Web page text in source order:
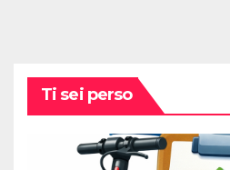
Ti sei perso